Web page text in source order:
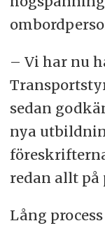
– Vi har nu
sedan
nya
redan allt på
Lång process